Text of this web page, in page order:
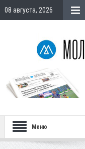
08 августа, 2026
Меню